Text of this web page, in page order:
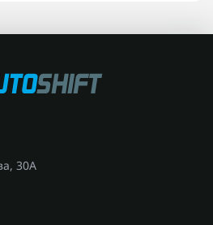
передач.
і прокладок
коробки.
гідроблока
30А